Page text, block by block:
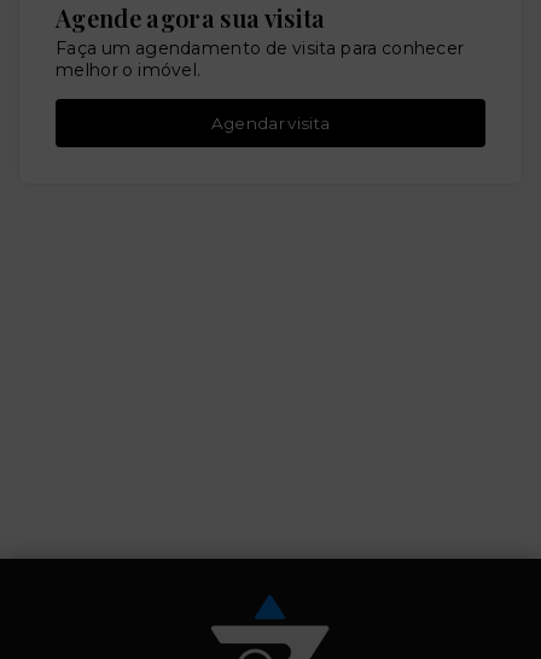
Agende agora sua visita
Faça um agendamento de visita para conhecer
melhor o imóvel.
Agendar visita